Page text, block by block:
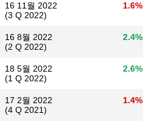
16 11월 2022
(3 Q 2022)
1.6%
16 8월 2022
(2 Q 2022)
2.4%
18 5월 2022
(1 Q 2022)
2.6%
17 2월 2022
(4 Q 2021)
1.4%